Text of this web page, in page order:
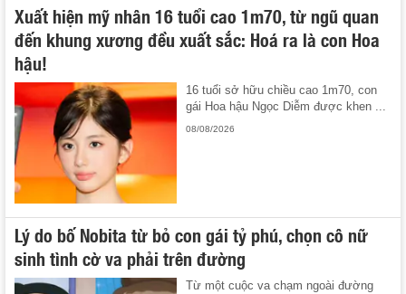
Xuất hiện mỹ nhân 16 tuổi cao 1m70, từ ngũ quan
đến khung xương đều xuất sắc: Hoá ra là con Hoa
hậu!
16 tuổi sở hữu chiều cao 1m70, con
gái Hoa hậu Ngọc Diễm được khen ...
08/08/2026
Lý do bố Nobita từ bỏ con gái tỷ phú, chọn cô nữ
sinh tình cờ va phải trên đường
Từ một cuộc va chạm ngoài đường